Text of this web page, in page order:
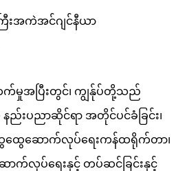
းအကဲအင်ဂျင်နီယာ
က်မှုအပြီးတွင်၊ ကျွန်ုပ်တို့သည်
းပညာဆိုင်ရာ အတိုင်ပင်ခံခြင်း၊
ေထွေဆောက်လုပ်ရေးကန်ထရိုက်တာ၊
ာက်လုပ်ရေးနှင့် တပ်ဆင်ခြင်းနှင့်